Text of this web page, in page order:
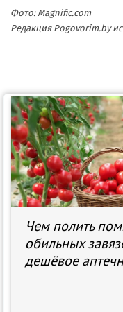
Фото: Magnific.com
Редакция Pogovorim.by
Чем полить
обильных
дешёвое